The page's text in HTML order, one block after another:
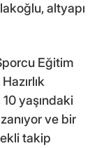
altyapı
Eğitim
yaşındaki
ve bir
takip